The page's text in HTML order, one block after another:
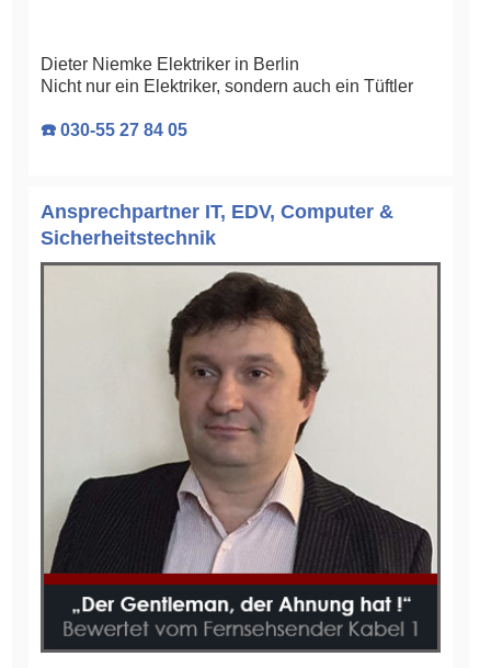
Dieter Niemke Elektriker in Berlin
Nicht nur ein Elektriker, sondern auch ein Tüftler
☎️ 030-55 27 84 05
Ansprechpartner IT, EDV, Computer &
Sicherheitstechnik